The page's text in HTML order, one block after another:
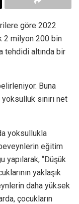
göre 2022
2 milyon 200 bin
tehdidi altında bir
Buna
sınırı net
yoksullukla
eğitim
yapılarak, “Düşük
yaklaşık
daha yüksek
çocukların